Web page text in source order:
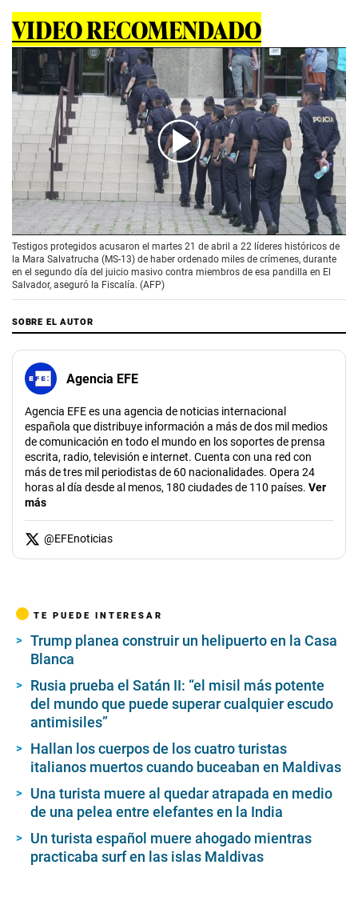
VIDEO RECOMENDADO
00:00/01:45
Testigos protegidos acusaron el martes 21 de abril a 22 líderes históricos de
la Mara Salvatrucha (MS-13) de haber ordenado miles de crímenes, durante
en el segundo día del juicio masivo contra miembros de esa pandilla en El
Salvador, aseguró la Fiscalía. (AFP)
SOBRE EL AUTOR
Agencia EFE
Agencia EFE es una agencia de noticias internacional
española que distribuye información a más de dos mil medios
de comunicación en todo el mundo en los soportes de prensa
escrita, radio, televisión e internet. Cuenta con una red con
más de tres mil periodistas de 60 nacionalidades. Opera 24
horas al día desde al menos, 180 ciudades de 110 países. Ver
más
@EFEnoticias
TE PUEDE INTERESAR
Trump planea construir un helipuerto en la Casa
Blanca
Rusia prueba el Satán II: “el misil más potente
del mundo que puede superar cualquier escudo
antimisiles”
Hallan los cuerpos de los cuatro turistas
italianos muertos cuando buceaban en Maldivas
Una turista muere al quedar atrapada en medio
de una pelea entre elefantes en la India
Un turista español muere ahogado mientras
practicaba surf en las islas Maldivas